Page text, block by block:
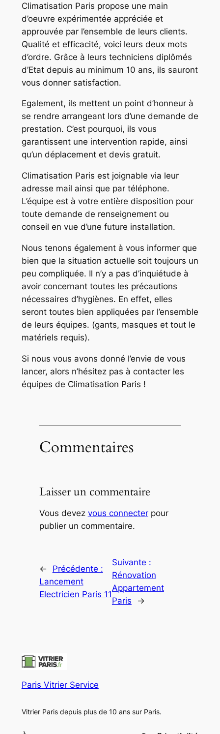
Climatisation Paris propose une main
d’oeuvre expérimentée appréciée et
approuvée par l’ensemble de leurs clients.
Qualité et efficacité, voici leurs deux mots
d’ordre. Grâce à leurs techniciens diplômés
d’Etat depuis au minimum 10 ans, ils sauront
vous donner satisfaction.
Egalement, ils mettent un point d’honneur à
se rendre arrangeant lors d’une demande de
prestation. C’est pourquoi, ils vous
garantissent une intervention rapide, ainsi
qu’un déplacement et devis gratuit.
Climatisation Paris est joignable via leur
adresse mail ainsi que par téléphone.
L’équipe est à votre entière disposition pour
toute demande de renseignement ou
conseil en vue d’une future installation.
Nous tenons également à vous informer que
bien que la situation actuelle soit toujours un
peu compliquée. Il n’y a pas d’inquiétude à
avoir concernant toutes les précautions
nécessaires d’hygiènes. En effet, elles
seront toutes bien appliquées par l’ensemble
de leurs équipes. (gants, masques et tout le
matériels requis).
Si nous vous avons donné l’envie de vous
lancer, alors n’hésitez pas à contacter les
équipes de Climatisation Paris !
Commentaires
Laisser un commentaire
Vous devez vous connecterpour
publier un commentaire.
←
Précédente :
Lancement
Electricien Paris 11
Suivante :
Rénovation
Appartement
Paris
→
Paris Vitrier Service
Vitrier Paris depuis plus de 10 ans sur Paris.